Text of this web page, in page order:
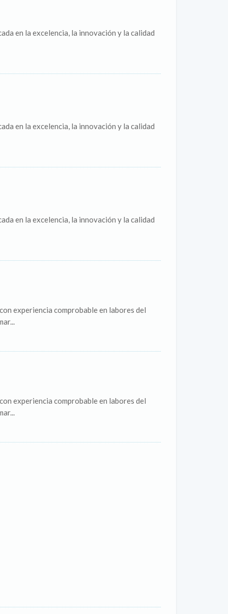
en la excelencia, la innovación y la calidad
en la excelencia, la innovación y la calidad
en la excelencia, la innovación y la calidad
experiencia comprobable en labores del
experiencia comprobable en labores del